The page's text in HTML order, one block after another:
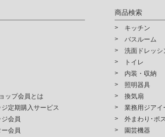
ップ会員とは
定期購入サービス
会員
会員
商品検索
キッチン
バスルーム
洗面ドレッシ
トイレ
内装・収納
照明器具
換気扇
業務用ジアイ
外まわり･ポ
園芸機器